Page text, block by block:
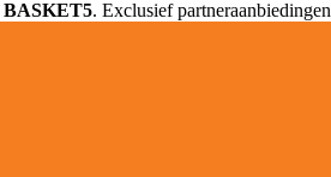
BASKET5. Exclusief partneraanbiedingen